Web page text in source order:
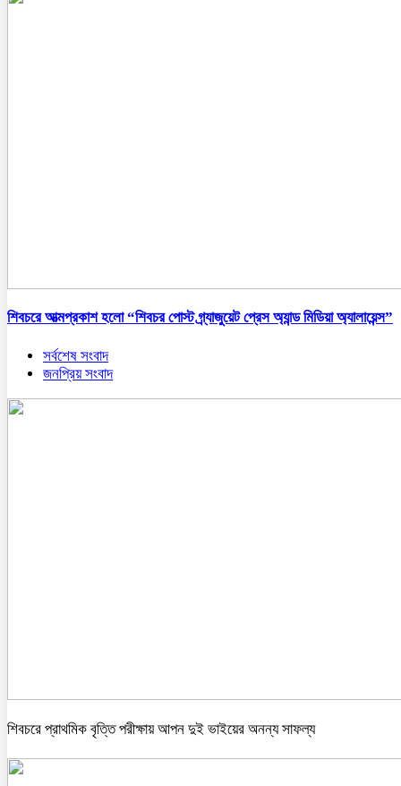
শিবচরে আত্মপ্রকাশ হলো “শিবচর পোস্ট গ্র্যাজুয়েট প্রেস অ্যান্ড মিডিয়া অ্যালায়েন্স”
সর্বশেষ সংবাদ
জনপ্রিয় সংবাদ
শিবচরে প্রাথমিক বৃত্তি পরীক্ষায় আপন দুই ভাইয়ের অনন্য সাফল্য